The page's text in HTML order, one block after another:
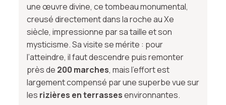
une œuvre divine, ce tombeau monumental,
creusé directement dans la roche au Xe
siècle, impressionne par sa taille et son
mysticisme. Sa visite se mérite : pour
l’atteindre, il faut descendre puis remonter
près de 200 marches, mais l’effort est
largement compensé par une superbe vue sur
les rizières en terrassesenvironnantes.